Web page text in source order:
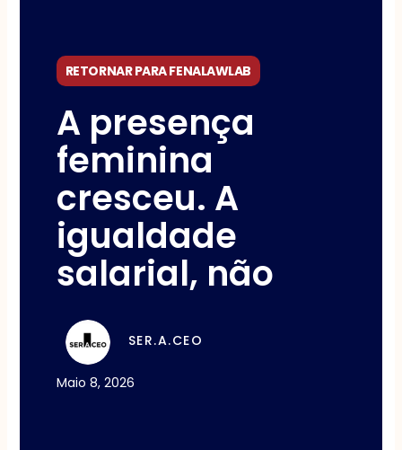
RETORNAR PARA FENALAWLAB
A presença
feminina
cresceu. A
igualdade
salarial, não
SER.A.CEO
Maio 8, 2026